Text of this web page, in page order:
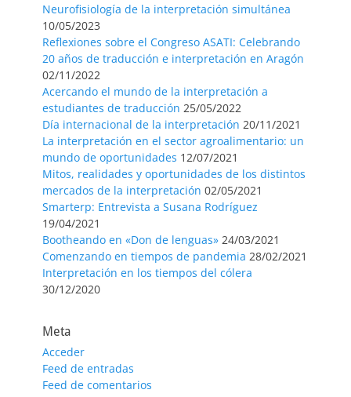
Neurofisiología de la interpretación simultánea
10/05/2023
Reflexiones sobre el Congreso ASATI: Celebrando
20 años de traducción e interpretación en Aragón
02/11/2022
Acercando el mundo de la interpretación a
estudiantes de traducción 25/05/2022
Día internacional de la interpretación 20/11/2021
La interpretación en el sector agroalimentario: un
mundo de oportunidades 12/07/2021
Mitos, realidades y oportunidades de los distintos
mercados de la interpretación 02/05/2021
Smarterp: Entrevista a Susana Rodríguez
19/04/2021
Bootheando en «Don de lenguas» 24/03/2021
Comenzando en tiempos de pandemia 28/02/2021
Interpretación en los tiempos del cólera
30/12/2020
Meta
Acceder
Feed de entradas
Feed de comentarios